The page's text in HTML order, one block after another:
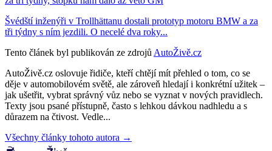
Švédští inženýři v Trollhättanu dostali prototyp motoru BMW a za
tři týdny s ním jezdili. O necelé dva roky...
Tento článek byl publikován ze zdrojů AutoŽivě.cz
AutoŽivě.cz oslovuje řidiče, kteří chtějí mít přehled o tom, co se
děje v automobilovém světě, ale zároveň hledají i konkrétní užitek –
jak ušetřit, vybrat správný vůz nebo se vyznat v nových pravidlech.
Texty jsou psané přístupně, často s lehkou dávkou nadhledu a s
důrazem na čtivost. Vedle...
Všechny články tohoto autora →